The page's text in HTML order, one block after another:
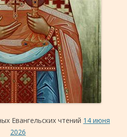
Евангельских чтений 14 июня
2026